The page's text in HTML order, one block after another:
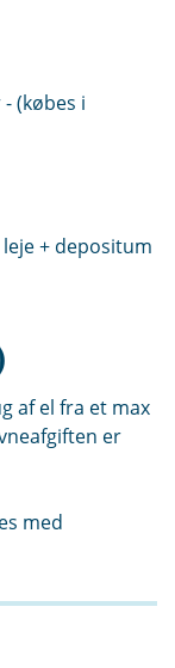
(købes i
+ depositum
af el fra et max
er
med